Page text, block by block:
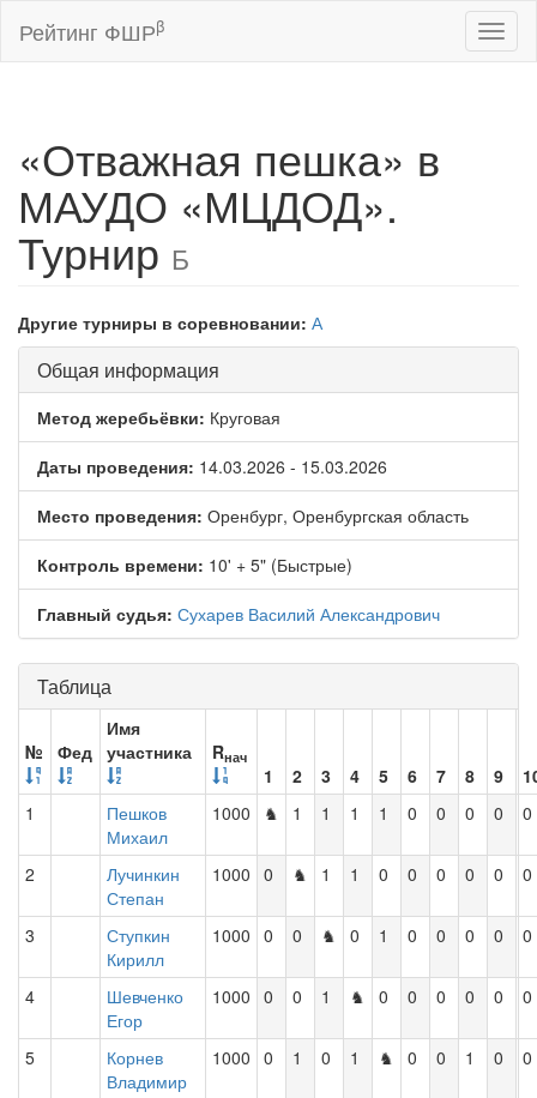
Рейтинг ФШРβ
«Отважная пешка» в
МАУДО «МЦДОД».
Турнир Б
Другие турниры в соревновании: А
Общая информация
Метод жеребьёвки: Круговая
Даты проведения: 14.03.2026 - 15.03.2026
Место проведения: Оренбург, Оренбургская область
Контроль времени: 10' + 5" (Быстрые)
Главный судья: Сухарев Василий Александрович
Таблица
№ Фед
Имя
участника
Rнач
1 2 3 4 5 6 7 8 9
1
Пешков
Михаил
1000 ♞ 1 1 1 1 0 0 0 0 0
2
Лучинкин
Степан
1000 0 ♞ 1 1 0 0 0 0 0 0
3
Ступкин
Кирилл
1000 0 0 ♞ 0 1 0 0 0 0 0
4
Шевченко
Егор
1000 0 0 1 ♞ 0 0 0 0 0 0
5
Корнев
Владимир
1000 0 1 0 1 ♞ 0 0 1 0 0